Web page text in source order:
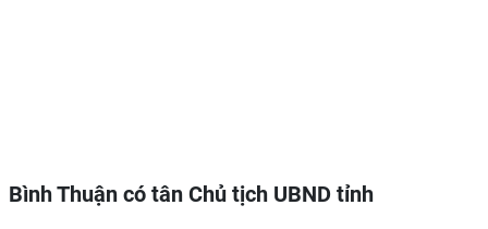
Bình Thuận có tân Chủ tịch UBND tỉnh